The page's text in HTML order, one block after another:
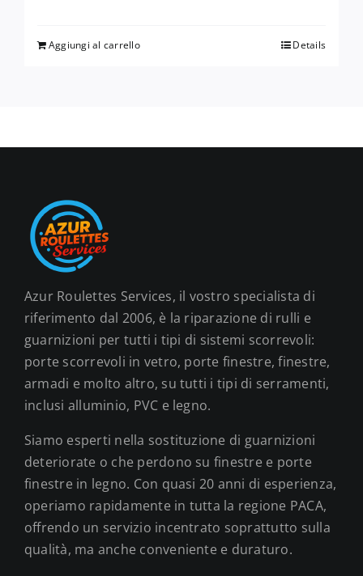
Aggiungi al carrello Details
Azur Roulettes Services, il vostro specialista di
riferimento dal 2006, è la riparazione di rulli e
guarnizioni per tutti i tipi di sistemi scorrevoli:
porte scorrevoli in vetro, porte finestre, finestre,
armadi e molto altro, su tutti i tipi di serramenti,
inclusi alluminio, PVC e legno.
Siamo esperti nella sostituzione di guarnizioni
deteriorate o che perdono su finestre e porte
finestre in legno. Con quasi 20 anni di esperienza,
operiamo rapidamente in tutta la regione PACA,
offrendo un servizio incentrato soprattutto sulla
qualità, ma anche conveniente e duraturo.